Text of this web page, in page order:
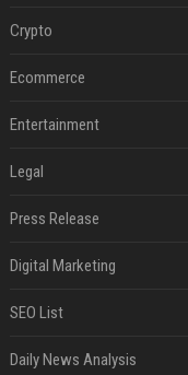
Crypto
Ecommerce
Entertainment
Legal
Press Release
Digital Marketing
SEO List
Daily News Analysis